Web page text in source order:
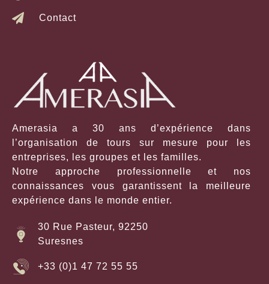
Amerasia a 30 ans d’expérience dans
l’organisation de tours sur mesure pour les
entreprises, les groupes et les familles.
Notre approche professionnelle et nos
connaissances vous garantissent la meilleure
expérience dans le monde entier.
30 Rue Pasteur, 92250
Suresnes
+33 (0)1 47 72 55 55
Contact